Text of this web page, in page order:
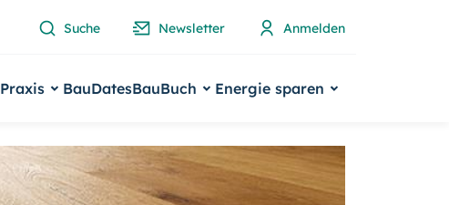
Suche Newsletter Anmelden
Praxis BauDatesBauBuch Energie sparen